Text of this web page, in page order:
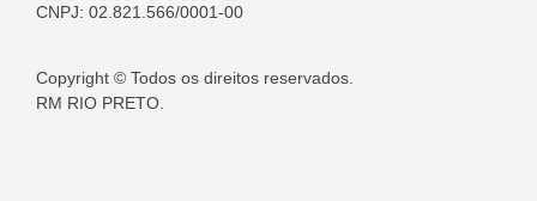
CNPJ: 02.821.566/0001-00
Copyright © Todos os direitos reservados.
RM RIO PRETO.